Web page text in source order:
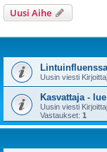
Uusi Aihe
Uusin viesti
Kasvattaja -
Uusin viesti
Vastaukset: 1